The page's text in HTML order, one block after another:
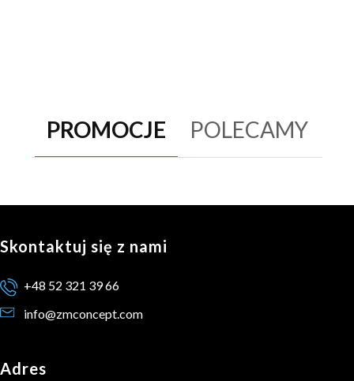
PROMOCJE POLECAMY
Skontaktuj się z nami
+48 52 321 39 66
info@zmconcept.com
Adres